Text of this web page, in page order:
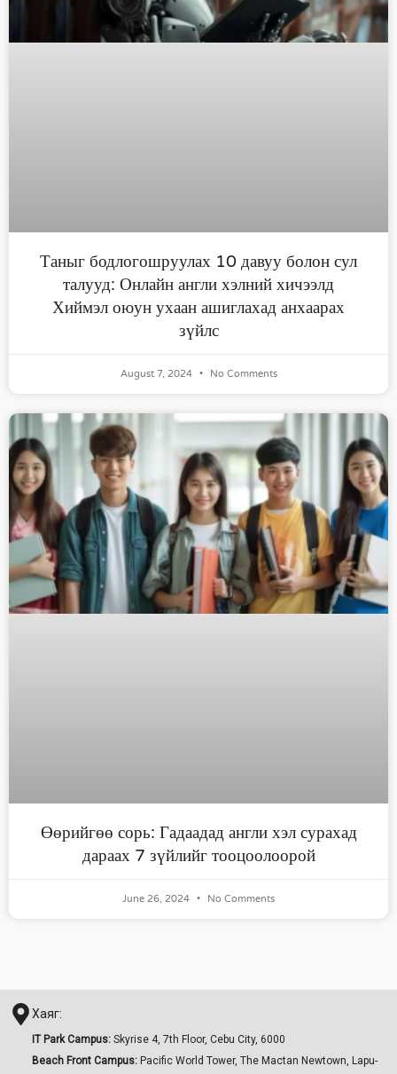
Таныг бодлогошруулах 10 давуу болон сул
талууд: Онлайн англи хэлний хичээлд
Хиймэл оюун ухаан ашиглахад анхаарах
зүйлс
August 7, 2024 No Comments
Өөрийгөө сорь: Гадаадад англи хэл сурахад
дараах 7 зүйлийг тооцоолоорой
June 26, 2024 No Comments
Хаяг:
IT Park Campus: Skyrise 4, 7th Floor, Cebu City, 6000
Beach Front Campus: Pacific World Tower, The Mactan Newtown, Lapu-